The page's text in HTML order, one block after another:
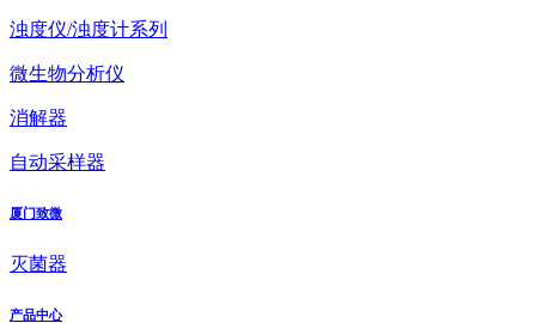
浊度仪/浊度计系列
微生物分析仪
消解器
自动采样器
厦门致微
灭菌器
产品中心